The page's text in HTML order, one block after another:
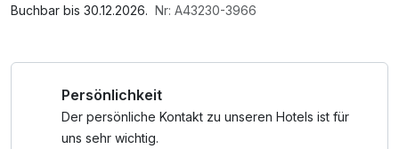
wir Sie um 18.30 Uhr in unsere "Villa Konthor" in das 20 km
Das außergewöhnliche Ambiente in den neu konzipierten
historischen Räumen unserer „Villa Konthor“ garantiert
1 Flasche Mineralwasser, Saunatuch, Leihbademantel,
Buchbar bis 30.12.2026. Nr: A43230-3966
Persönlichkeit
Der persönliche Kontakt zu unseren Hotels ist für
uns sehr wichtig.